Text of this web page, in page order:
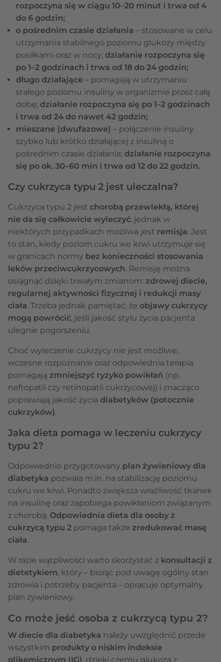
rozpoczyna się w ciągu 10–20 minut i trwa od 4
do 6 godzin;
o pośrednim czasie działania – stosowane w celu
utrzymania stabilnego poziomu glukozy między
posiłkami oraz w nocy; działanie rozpoczyna się
po 1–2 godzinach i trwa od 18 do 24 godzin;
długo działające – pomagają w utrzymaniu
stałego poziomu insuliny w organizmie przez całą
dobę; działanie rozpoczyna się po 1–2 godzinach
i trwa od 24 do nawet 42 godzin;
mieszane (dwufazowe) – połączenie insuliny
szybko lub krótko działającej z insuliną o
pośrednim czasie działania; działanie rozpoczyna
się po ok. 30–60 min i trwa od 12 do 22 godzin.
Czy cukrzyca typu 2 jest uleczalna?
Cukrzyca typu 2 jest chorobą przewlekłą, której
nie da się całkowicie wyleczyć, jednak w
niektórych przypadkach możliwa jest remisja. Jest
to stan, kiedy poziom cukru we krwi utrzymuje się
w granicach normy bez konieczności stosowania
leków przeciwcukrzycowych. Remisję można
osiągnąć dzięki trwałym zmianom: zdrowej diecie,
regularnej aktywności fizycznej i redukcji masy
ciała. Trzeba jednak pamiętać, że objawy cukrzycy
mogą powrócić, jeśli jakość stylu życia pacjenta
ulegnie pogorszeniu.
Choć wyleczenie cukrzycy nie jest możliwe,
wczesne rozpoznanie oraz odpowiednia terapia
pomagają zmniejszyć ryzyko powikłań (np.
nefropatii czy retinopatii cukrzycowej) i znacząco
poprawiają jakość życia diabetyków (potocznie
cukrzyków).
Jaka dieta pomaga w leczeniu cukrzycy
typu 2?
Odpowiednio przygotowany plan żywieniowy dla
diabetyka pozwala m.in. na stabilizację poziomu
cukru we krwi. Ponadto zwiększa wrażliwość tkanek
na insulinę oraz zapobiega powikłaniom związanym
z chorobą. Odpowiednia dieta dla osoby z
cukrzycą typu 2 pomaga także zredukować masę
ciała.
W razie wątpliwości warto skorzystać z konsultacji z
dietetykiem, który – biorąc pod uwagę ogólny stan
zdrowia i potrzeby pacjenta – opracuje optymalny
plan żywieniowy.
Co może jeść osoba z cukrzycą typu 2?
W diecie dla diabetyka należy uwzględnić przede
wszystkim produkty o niskim indeksie
glikemicznym (IG), dzięki czemu glukoza z